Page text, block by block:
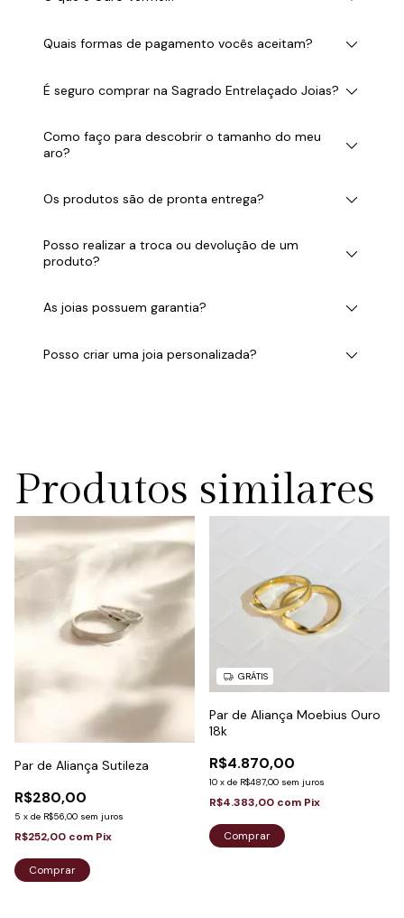
Quais formas de pagamento vocês aceitam?
É seguro comprar na Sagrado Entrelaçado Joias?
Como faço para descobrir o tamanho do meu
aro?
Os produtos são de pronta entrega?
Posso realizar a troca ou devolução de um
produto?
As joias possuem garantia?
Posso criar uma joia personalizada?
Produtos similares
Par de Aliança Sutileza
R$280,00
5 x de R$56,00 sem juros
R$252,00 com Pix
Comprar
GRÁTIS
Par de Aliança Moebius Ouro
18k
R$4.870,00
10 x de R$487,00 sem juros
R$4.383,00 com Pix